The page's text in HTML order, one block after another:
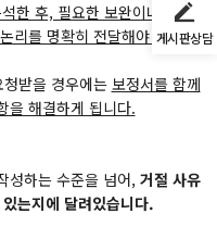
게시판상담
한 후, 필요한 보완이나 삭제
리를 명확히 전달해야 합니다.
받을 경우에는 보정서를 함께
을 해결하게 됩니다.
성하는 수준을 넘어, 거절 사유
는지에 달려있습니다.